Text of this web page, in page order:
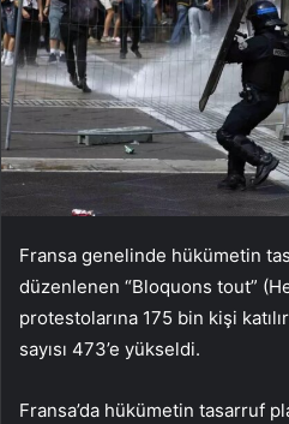
Fransa genelinde hükümetin
düzenlenen “Bloquons tout”
protestolarına 175 bin kişi
sayısı 473’e yükseldi.
Fransa’da hükümetin tasarruf